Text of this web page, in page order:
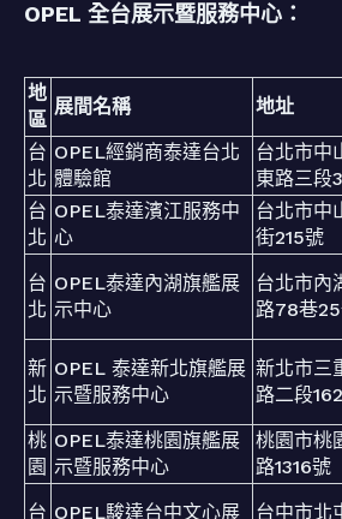
OPEL 全台展示暨服務中心：
地
區
展間名稱 地址
台
北
OPEL經銷商泰達台北
體驗館
台北市中
東路三段
台
北
OPEL泰達濱江服務中
心
台北市中
街215號
台
北
OPEL泰達內湖旗艦展
示中心
台北市內
路78巷
新
北
OPEL 泰達新北旗艦展
示暨服務中心
新北市三
路二段
桃
園
OPEL泰達桃園旗艦展
示暨服務中心
桃園市桃
路1316號
台 OPEL駿達台中文心展 台中市北